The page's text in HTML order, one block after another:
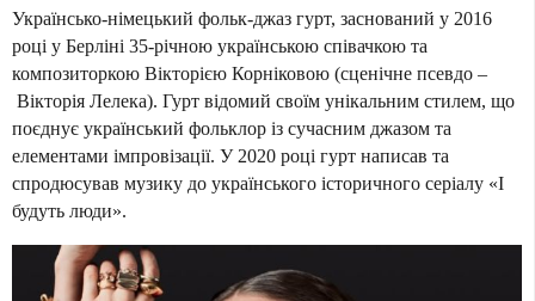
Українсько-німецький фольк-джаз гурт, заснований у 2016
році у Берліні 35-річною українською співачкою та
композиторкою Вікторією Корніковою (сценічне псевдо –
Вікторія Лелека). Гурт відомий своїм унікальним стилем, що
поєднує український фольклор із сучасним джазом та
елементами імпровізації. У 2020 році гурт написав та
спродюсував музику до українського історичного серіалу «І
будуть люди».